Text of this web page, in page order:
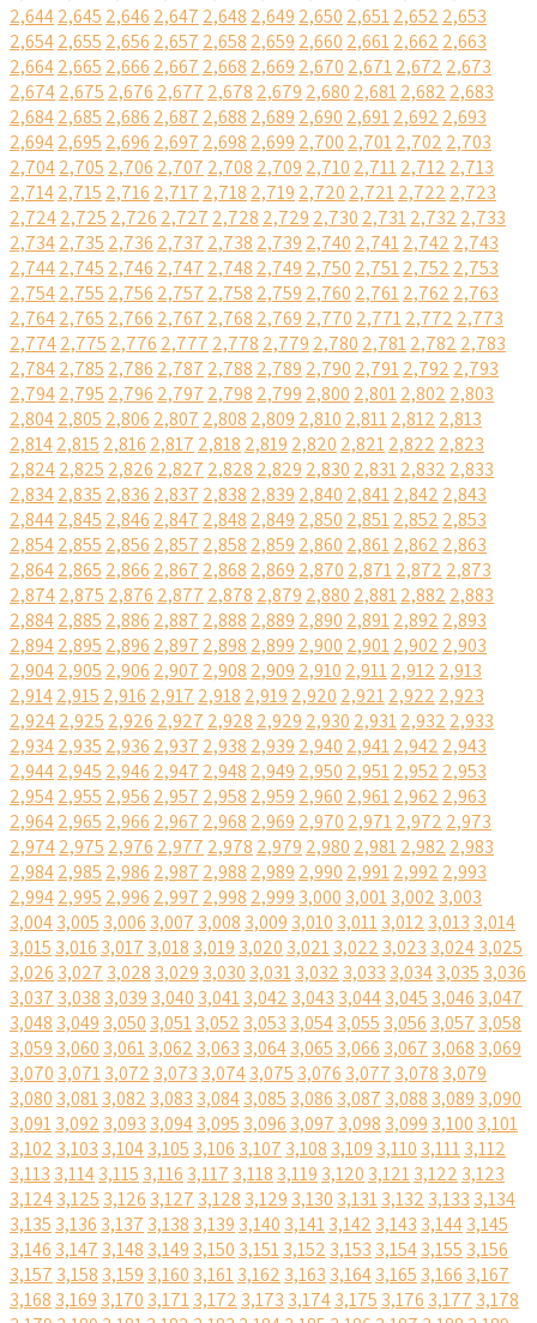
2,6442,645 2,646 2,647 2,648 2,649 2,650 2,6512,652 2,653
2,6542,655 2,656 2,657 2,658 2,659 2,660 2,6612,662 2,663
2,6642,665 2,666 2,667 2,668 2,669 2,670 2,6712,672 2,673
2,6742,675 2,676 2,677 2,678 2,679 2,680 2,6812,682 2,683
2,6842,685 2,686 2,687 2,688 2,689 2,690 2,6912,692 2,693
2,6942,695 2,696 2,697 2,698 2,699 2,700 2,7012,702 2,703
2,7042,705 2,706 2,707 2,708 2,709 2,710 2,7112,712 2,713
2,7142,715 2,716 2,717 2,718 2,719 2,720 2,7212,722 2,723
2,7242,725 2,726 2,727 2,728 2,729 2,730 2,7312,732 2,733
2,7342,735 2,736 2,737 2,738 2,739 2,740 2,7412,742 2,743
2,7442,745 2,746 2,747 2,748 2,749 2,750 2,7512,752 2,753
2,7542,755 2,756 2,757 2,758 2,759 2,760 2,7612,762 2,763
2,7642,765 2,766 2,767 2,768 2,769 2,770 2,7712,772 2,773
2,7742,775 2,776 2,777 2,778 2,779 2,780 2,7812,782 2,783
2,7842,785 2,786 2,787 2,788 2,789 2,790 2,7912,792 2,793
2,7942,795 2,796 2,797 2,798 2,799 2,800 2,8012,802 2,803
2,8042,805 2,806 2,807 2,808 2,809 2,810 2,8112,812 2,813
2,8142,815 2,816 2,817 2,818 2,819 2,820 2,8212,822 2,823
2,8242,825 2,826 2,827 2,828 2,829 2,830 2,8312,832 2,833
2,8342,835 2,836 2,837 2,838 2,839 2,840 2,8412,842 2,843
2,8442,845 2,846 2,847 2,848 2,849 2,850 2,8512,852 2,853
2,8542,855 2,856 2,857 2,858 2,859 2,860 2,8612,862 2,863
2,8642,865 2,866 2,867 2,868 2,869 2,870 2,8712,872 2,873
2,8742,875 2,876 2,877 2,878 2,879 2,880 2,8812,882 2,883
2,8842,885 2,886 2,887 2,888 2,889 2,890 2,8912,892 2,893
2,8942,895 2,896 2,897 2,898 2,899 2,900 2,9012,902 2,903
2,9042,905 2,906 2,907 2,908 2,909 2,910 2,9112,912 2,913
2,9142,915 2,916 2,917 2,918 2,919 2,920 2,9212,922 2,923
2,9242,925 2,926 2,927 2,928 2,929 2,930 2,9312,932 2,933
2,9342,935 2,936 2,937 2,938 2,939 2,940 2,9412,942 2,943
2,9442,945 2,946 2,947 2,948 2,949 2,950 2,9512,952 2,953
2,9542,955 2,956 2,957 2,958 2,959 2,960 2,9612,962 2,963
2,9642,965 2,966 2,967 2,968 2,969 2,970 2,9712,972 2,973
2,9742,975 2,976 2,977 2,978 2,979 2,980 2,9812,982 2,983
2,9842,985 2,986 2,987 2,988 2,989 2,990 2,9912,992 2,993
2,9942,995 2,996 2,997 2,998 2,999 3,000 3,0013,002 3,003
3,0043,005 3,006 3,007 3,008 3,009 3,010 3,0113,012 3,013 3,014
3,015 3,016 3,017 3,018 3,019 3,020 3,0213,022 3,023 3,0243,025
3,026 3,027 3,028 3,029 3,030 3,0313,032 3,033 3,0343,035 3,036
3,037 3,038 3,039 3,040 3,0413,042 3,043 3,0443,045 3,046 3,047
3,048 3,049 3,050 3,0513,052 3,053 3,0543,055 3,056 3,057 3,058
3,059 3,060 3,0613,062 3,063 3,0643,065 3,066 3,067 3,068 3,069
3,070 3,0713,072 3,073 3,0743,075 3,076 3,077 3,078 3,079
3,080 3,0813,082 3,083 3,0843,085 3,086 3,087 3,088 3,089 3,090
3,0913,092 3,093 3,0943,095 3,096 3,097 3,098 3,099 3,100 3,101
3,102 3,103 3,1043,105 3,106 3,107 3,108 3,109 3,110 3,1113,112
3,113 3,1143,115 3,116 3,117 3,118 3,119 3,120 3,1213,122 3,123
3,1243,125 3,126 3,127 3,128 3,129 3,130 3,1313,132 3,133 3,134
3,135 3,136 3,137 3,138 3,139 3,140 3,1413,142 3,143 3,1443,145
3,146 3,147 3,148 3,149 3,150 3,1513,152 3,153 3,1543,155 3,156
3,157 3,158 3,159 3,160 3,1613,162 3,163 3,1643,165 3,166 3,167
3,168 3,169 3,170 3,1713,172 3,173 3,1743,175 3,176 3,177 3,178